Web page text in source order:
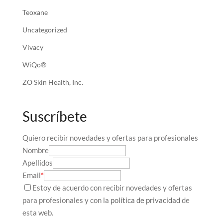
Teoxane
Uncategorized
Vivacy
WiQo®
ZO Skin Health, Inc.
Suscríbete
Quiero recibir novedades y ofertas para profesionales
Nombre
Apellidos
Email*
Estoy de acuerdo con recibir novedades y ofertas
para profesionales y con la política de privacidadde
esta web.